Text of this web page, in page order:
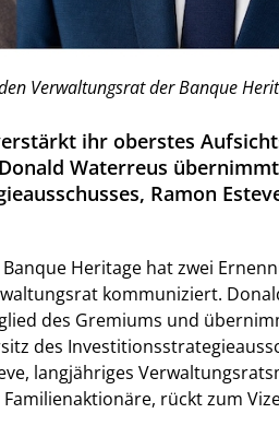
Verwaltungsrat der Banque
ihr oberstes
Waterreus
Ramon
Banque Heritage hat zwei
kommuniziert.
des Gremiums und
des
langjähriges
rückt zum